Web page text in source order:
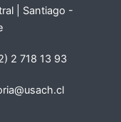
| Santiago -
2 718 13 93